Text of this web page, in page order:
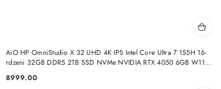
AiO HP OmniStudio X 32 UHD 4K IPS Intel Core Ultra 7 155H 16-
rdzeni 32GB DDR5 2TB SSD NVMe NVIDIA RTX 4050 6GB W11
Cena:
8999.00